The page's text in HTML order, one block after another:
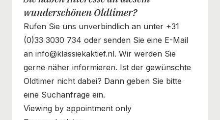
wunderschönen Oldtimer?
Rufen Sie uns unverbindlich an unter +31
(0)33 3030 734 oder senden Sie eine E-Mail
an info@klassiekaktief.nl. Wir werden Sie
gerne näher informieren. Ist der gewünschte
Oldtimer nicht dabei? Dann geben Sie bitte
eine Suchanfrage ein.
Viewing by appointment only